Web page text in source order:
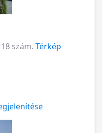
szám. Térkép